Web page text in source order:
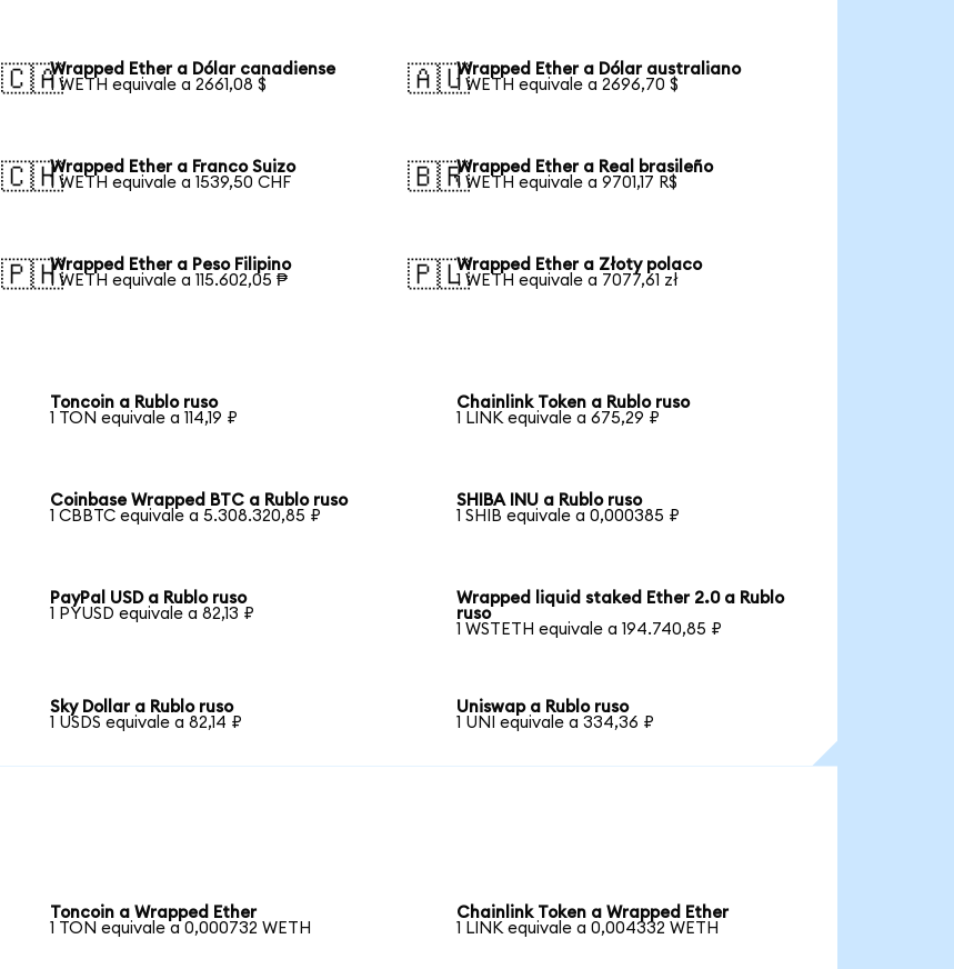
🇨🇦Wrapped Ether a Dólar canadiense
1 WETH equivale a 2661,08 $
🇦🇺Wrapped Ether a Dólar australiano
1 WETH equivale a 2696,70 $
🇨🇭Wrapped Ether a Franco Suizo
1 WETH equivale a 1539,50 CHF
🇧🇷Wrapped Ether a Real brasileño
1 WETH equivale a 9701,17 R$
🇵🇭Wrapped Ether a Peso Filipino
1 WETH equivale a 115.602,05 ₱
🇵🇱Wrapped Ether a Złoty polaco
1 WETH equivale a 7077,61 zł
Toncoin a Rublo ruso
1 TON equivale a 114,19 ₽
Chainlink Token a Rublo ruso
1 LINK equivale a 675,29 ₽
Coinbase Wrapped BTC a Rublo ruso
1 CBBTC equivale a 5.308.320,85 ₽
SHIBA INU a Rublo ruso
1 SHIB equivale a 0,000385 ₽
PayPal USD a Rublo ruso
1 PYUSD equivale a 82,13 ₽
Wrapped liquid staked Ether 2.0 a Rublo
ruso
1 WSTETH equivale a 194.740,85 ₽
Sky Dollar a Rublo ruso
1 USDS equivale a 82,14 ₽
Uniswap a Rublo ruso
1 UNI equivale a 334,36 ₽
Toncoin a Wrapped Ether
1 TON equivale a 0,000732 WETH
Chainlink Token a Wrapped Ether
1 LINK equivale a 0,004332 WETH